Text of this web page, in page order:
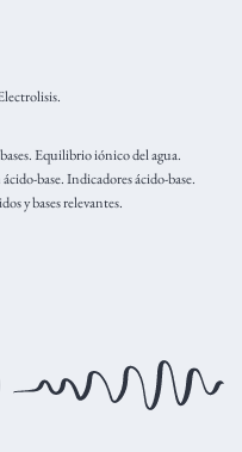
Equilibrio iónico del agua.
base. Indicadores ácido-base.
y bases relevantes.